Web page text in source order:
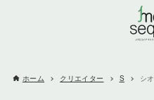
ホーム クリエイター S シ